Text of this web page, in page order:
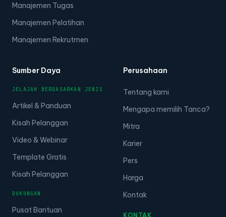
Manajemen Tugas
Manajemen Pelatihan
Manajemen Rekrutmen
Sumber Daya
JELAJAH BERDASARKAN JENIS
Artikel & Panduan
Kisah Pelanggan
Video & Webinar
Template Gratis
Kisah Pelanggan
DUKUNGAN
Pusat Bantuan
Perusahaan
Tentang kami
Mengapa memilih Tanca?
Mitra
Karier
Pers
Harga
Kontak
KONTAK